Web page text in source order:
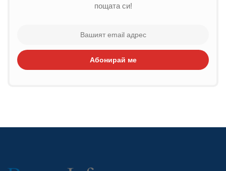
пощата си!
Абонирай ме